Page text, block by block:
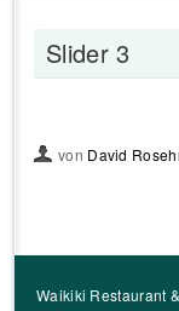
Slider 3
von David
Waikiki Restaurant